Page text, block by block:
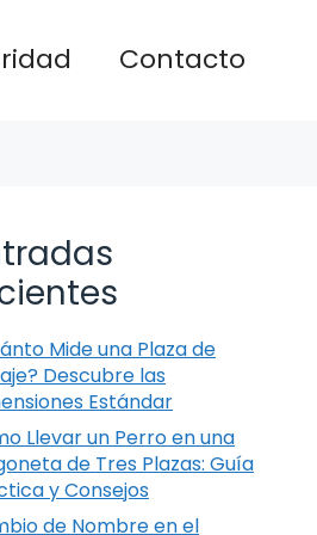
Contacto
Mide una Plaza de
Descubre las
Estándar
Llevar un Perro en una
de Tres Plazas: Guía
y Consejos
de Nombre en el